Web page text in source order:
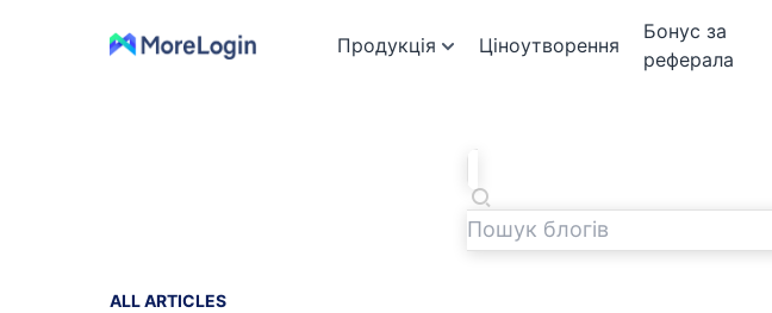
Продукція Ціноутворення
Бонус за
реферала
ALL ARTICLES